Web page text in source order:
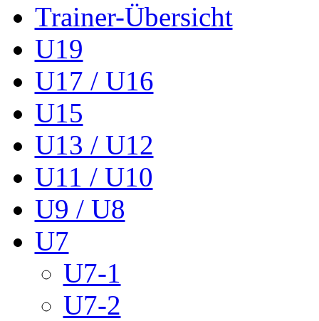
Trainer-Übersicht
U19
U17 / U16
U15
U13 / U12
U11 / U10
U9 / U8
U7
U7-1
U7-2